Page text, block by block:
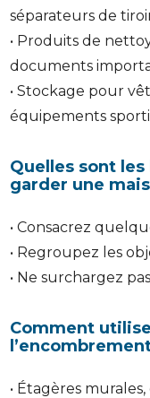
séparateurs de
• Produits de
documents
• Stockage pour
équipements
Quelles sont
garder une
• Consacrez
• Regroupez les
• Ne surchargez
Comment
• Étagères